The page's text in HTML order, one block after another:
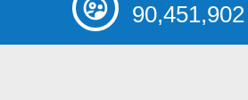
90,451,902